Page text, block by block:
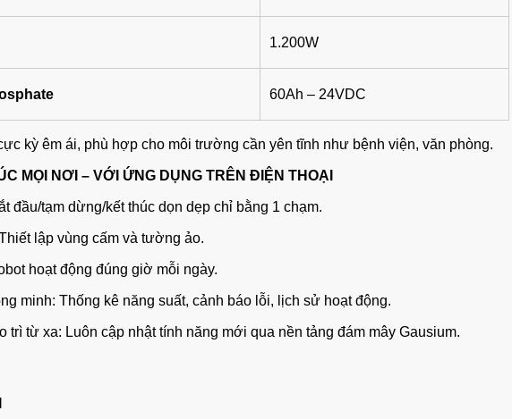
1.200W
60Ah – 24VDC
kỳ êm ái, phù hợp cho môi trường cần yên tĩnh như bệnh viện, văn phòng.
MỌI NƠI – VỚI ỨNG DỤNG TRÊN ĐIỆN THOẠI
đầu/tạm dừng/kết thúc dọn dẹp chỉ bằng 1 chạm.
lập vùng cấm và tường ảo.
hoạt động đúng giờ mỗi ngày.
minh: Thống kê năng suất, cảnh báo lỗi, lịch sử hoạt động.
trì từ xa: Luôn cập nhật tính năng mới qua nền tảng đám mây Gausium.